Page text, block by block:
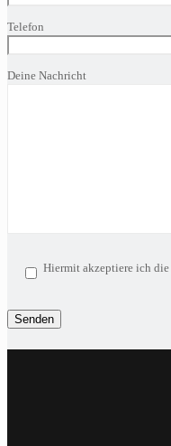
leer.
Telefon
Deine Nachricht
Hiermit akzeptiere ich die